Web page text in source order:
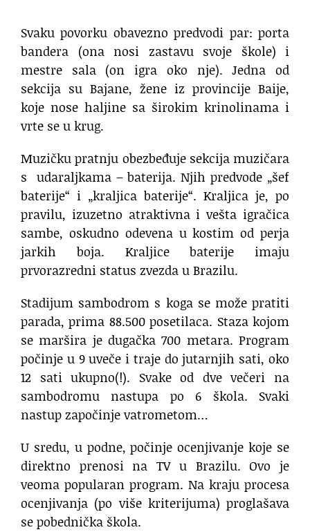
Svaku povorku obavezno predvodi par: porta
bandera (ona nosi zastavu svoje škole) i
mestre sala (on igra oko nje). Jedna od
sekcija su Bajane, žene iz provincije Baije,
koje nose haljine sa širokim krinolinama i
vrte se u krug.
Muzičku pratnju obezbeđuje sekcija muzičara
s udaraljkama – baterija. Njih predvode „šef
baterije“ i „kraljica baterije“. Kraljica je, po
pravilu, izuzetno atraktivna i vešta igračica
sambe, oskudno odevena u kostim od perja
jarkih boja. Kraljice baterije imaju
prvorazredni status zvezda u Brazilu.
Stadijum sambodrom s koga se može pratiti
parada, prima 88.500 posetilaca. Staza kojom
se maršira je dugačka 700 metara. Program
počinje u 9 uveče i traje do jutarnjih sati, oko
12 sati ukupno(!). Svake od dve večeri na
sambodromu nastupa po 6 škola. Svaki
nastup započinje vatrometom…
U sredu, u podne, počinje ocenjivanje koje se
direktno prenosi na TV u Brazilu. Ovo je
veoma popularan program. Na kraju procesa
ocenjivanja (po više kriterijuma) proglašava
se pobednička škola.